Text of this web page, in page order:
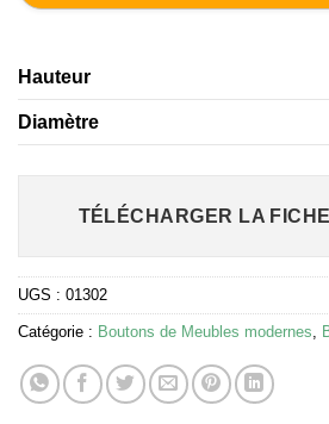
Hauteur
Diamètre
TÉLÉCHARGER LA
UGS : 01302
Catégorie : Boutons de Meubles modernes